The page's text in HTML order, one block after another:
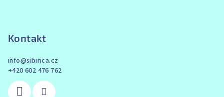
Kontakt
info@sibirica.cz
+420 602 476 762